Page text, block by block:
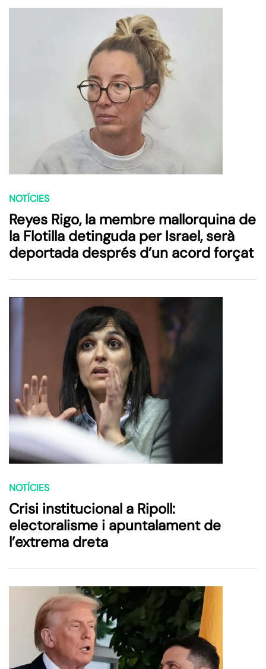
NOTÍCIES
Reyes Rigo, la membre mallorquina de
la Flotilla detinguda per Israel, serà
deportada després d’un acord forçat
NOTÍCIES
Crisi institucional a Ripoll:
electoralisme i apuntalament de
l’extrema dreta